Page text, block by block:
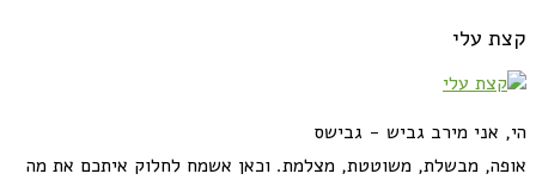
קצת עלי
הי, אני מירב גביש - גבישס
אופה, מבשלת, משוטטת, מצלמת. וכאן אשמח לחלוק איתכם את מה